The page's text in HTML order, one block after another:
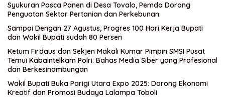
Syukuran Pasca Panen di Desa Tovalo, Pemda Dorong
Penguatan Sektor Pertanian dan Perkebunan.
Sampai Dengan 27 Agustus, Progres 100 Hari Kerja Bupati
dan Wakil Bupati sudah 80 Persen
Ketum Firdaus dan Sekjen Makali Kumar Pimpin SMSI Pusat
Temui Kabaintelkam Polri: Bahas Media Siber yang Profesional
dan Berkesinambungan
Wakil Bupati Buka Parigi Utara Expo 2025: Dorong Ekonomi
Kreatif dan Promosi Budaya Lalampa Toboli